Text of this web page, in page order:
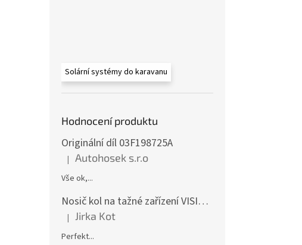
Solární systémy do karavanu
Hodnocení produktu
Originální díl 03F198725A
Hodnocení produktu je 5 z 5 hvězdiček.
| Autohosek s.r.o
Vše ok,...
Nosič kol na tažné zařízení VISION 4 - pro 4 kola CF19591-4EFA
Hodnocení produktu je 5 z 5 hvězdiček.
| Jirka Kot
Perfekt...